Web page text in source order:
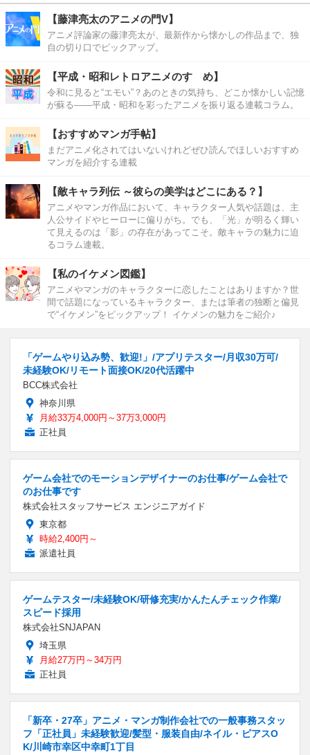
【藤津亮太のアニメの門V】
アニメ評論家の藤津亮太が、最新作から懐かしの作品まで、独
自の切り口でピックアップ。
【平成・昭和レトロアニメのすゝめ】
令和に見ると“エモい”？あのときの気持ち、どこか懐かしい記憶
が蘇る――平成・昭和を彩ったアニメを振り返る連載コラム。
【おすすめマンガ手帖】
まだアニメ化されてはいないけれどぜひ読んでほしいおすすめ
マンガを紹介する連載
【敵キャラ列伝 ～彼らの美学はどこにある？】
アニメやマンガ作品において、キャラクター人気や話題は、主
人公サイドやヒーローに偏りがち。でも、「光」が明るく輝い
て見えるのは「影」の存在があってこそ。敵キャラの魅力に迫
るコラム連載。
【私のイケメン図鑑】
アニメやマンガのキャラクターに恋したことはありますか？世
間で話題になっているキャラクター、または筆者の独断と偏見
で“イケメン”をピックアップ！ イケメンの魅力をご紹介♪
「ゲームやり込み勢、歓迎!」/アプリテスター/月収30万可/
未経験OK/リモート面接OK/20代活躍中
BCC株式会社
神奈川県
月給33万4,000円～37万3,000円
正社員
ゲーム会社でのモーションデザイナーのお仕事/ゲーム会社で
のお仕事です
株式会社スタッフサービス エンジニアガイド
東京都
時給2,400円～
派遣社員
ゲームテスター/未経験OK/研修充実/かんたんチェック作業/
スピード採用
株式会社SNJAPAN
埼玉県
月給27万円～34万円
正社員
「新卒・27卒」アニメ・マンガ制作会社での一般事務スタッ
フ「正社員」未経験歓迎/髪型・服装自由/ネイル・ピアスO
K/川崎市幸区中幸町1丁目